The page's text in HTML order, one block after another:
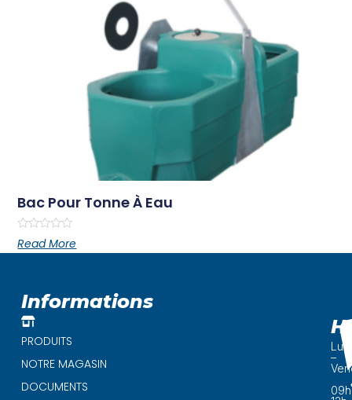
Bac Pour Tonne À Eau
Rated
0
Read More
Informations
PRODUITS
NOTRE MAGASIN
DOCUMENTS
–